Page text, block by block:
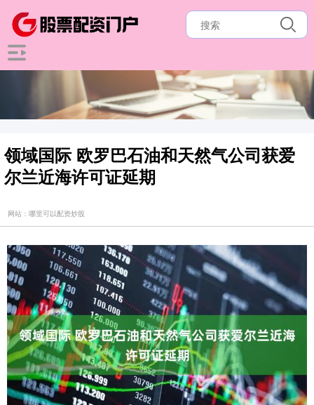
领域国际 欧罗巴石油和天然气公司获爱
尔兰近海许可证延期
网站：哪里可以配资炒股